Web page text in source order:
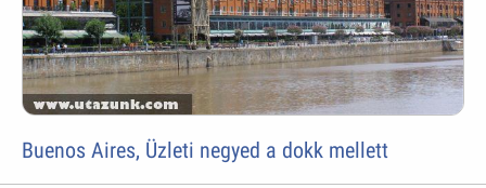
Buenos Aires, Üzleti negyed a dokk mellett